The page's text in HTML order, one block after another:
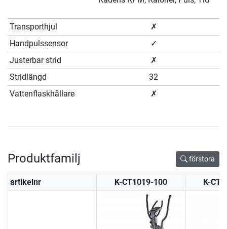
Transporthjul
✗
Handpulssensor
✓
Justerbar strid
✗
Stridlängd
32
Vattenflaskhållare
✗
Produktfamilj förstora
artikelnr K-CT1019-100 K-